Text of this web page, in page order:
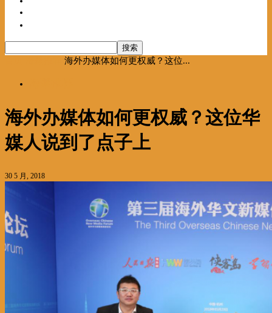
海外办媒体如何更权威？这位...
海外办媒体如何更权威？这位华
媒人说到了点子上
30 5 月, 2018